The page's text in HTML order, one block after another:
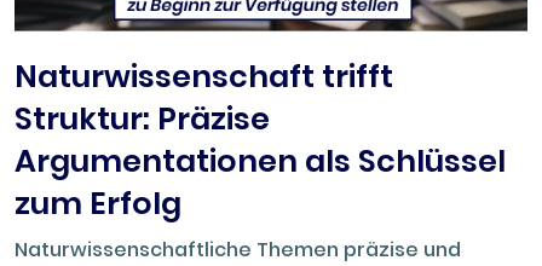
Naturwissenschaft trifft
Struktur: Präzise
Argumentationen als Schlüssel
zum Erfolg
Naturwissenschaftliche Themen präzise und